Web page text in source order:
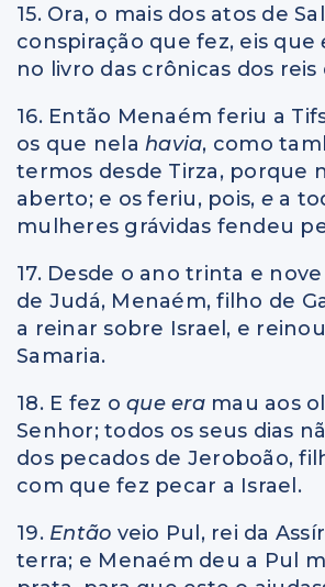
15. Ora, o mais dos atos de
conspiração que fez, eis que
no livro das crônicas dos reis
16. Então Menaém feriu a
os que nela havia, como
termos desde Tirza, porque
aberto; e os feriu, pois, e a
mulheres grávidas fendeu
17. Desde o ano trinta e
de Judá, Menaém, filho de
a reinar sobre Israel, e
Samaria.
18. E fez o que era mau aos
Senhor; todos os seus dias
dos pecados de Jeroboão,
com que fez pecar a Israel.
19. Então veio Pul, rei da
terra; e Menaém deu a Pul